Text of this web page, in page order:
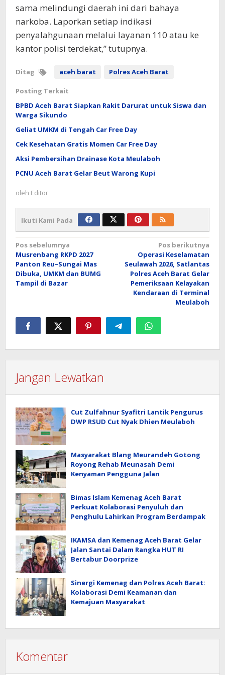
sama melindungi daerah ini dari bahaya
narkoba. Laporkan setiap indikasi
penyalahgunaan melalui layanan 110 atau ke
kantor polisi terdekat,” tutupnya.
Ditag aceh barat Polres Aceh Barat
Posting Terkait
BPBD Aceh Barat Siapkan Rakit Darurat untuk Siswa dan
Warga Sikundo
Geliat UMKM di Tengah Car Free Day
Cek Kesehatan Gratis Momen Car Free Day
Aksi Pembersihan Drainase Kota Meulaboh
PCNU Aceh Barat Gelar Beut Warong Kupi
oleh Editor
Ikuti Kami Pada
Navigasi
pos
Pos sebelumnya
Musrenbang RKPD 2027
Panton Reu–Sungai Mas
Dibuka, UMKM dan BUMG
Tampil di Bazar
Pos berikutnya
Operasi Keselamatan
Seulawah 2026, Satlantas
Polres Aceh Barat Gelar
Pemeriksaan Kelayakan
Kendaraan di Terminal
Meulaboh
Jangan Lewatkan
Cut Zulfahnur Syafitri Lantik Pengurus
DWP RSUD Cut Nyak Dhien Meulaboh
Masyarakat Blang Meurandeh Gotong
Royong Rehab Meunasah Demi
Kenyaman Pengguna Jalan
Bimas Islam Kemenag Aceh Barat
Perkuat Kolaborasi Penyuluh dan
Penghulu Lahirkan Program Berdampak
IKAMSA dan Kemenag Aceh Barat Gelar
Jalan Santai Dalam Rangka HUT RI
Bertabur Doorprize
Sinergi Kemenag dan Polres Aceh Barat:
Kolaborasi Demi Keamanan dan
Kemajuan Masyarakat
Komentar